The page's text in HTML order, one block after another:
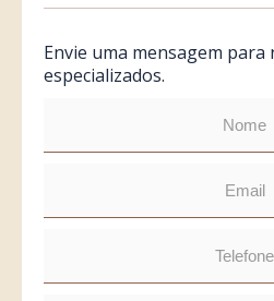
Envie uma mensagem
especializados.